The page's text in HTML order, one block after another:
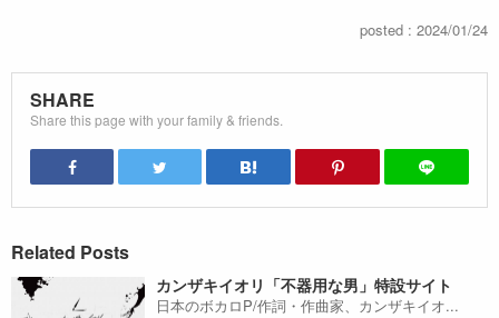
posted : 2024/01/24
SHARE
Share this page with your family & friends.
Related Posts
カンザキイオリ「不器用な男」特設サイト
日本のボカロP/作詞・作曲家、カンザキイオ...